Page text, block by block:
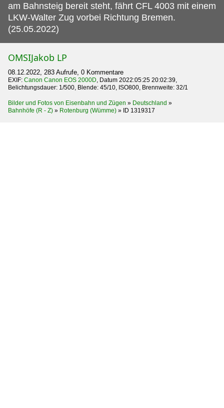
am Bahnsteig bereit steht, fährt CFL 4003 mit einem
LKW-Walter Zug vorbei Richtung Bremen.
(25.05.2022)
OMSIJakob LP
08.12.2022, 283 Aufrufe, 0 Kommentare
EXIF: Canon Canon EOS 2000D, Datum 2022:05:25 20:02:39,
Belichtungsdauer: 1/500, Blende: 45/10, ISO800, Brennweite: 32/1
Bilder und Fotos von Eisenbahn und Zügen » Deutschland »
Bahnhöfe (R - Z) » Rotenburg (Wümme) » ID 1319317